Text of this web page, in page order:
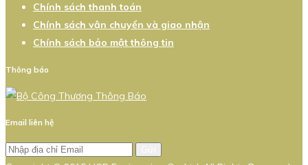
Chính sách thanh toán
Chính sách vận chuyển và giao nhận
Chính sách bảo mật thông tin
Thông báo
Email liên hệ